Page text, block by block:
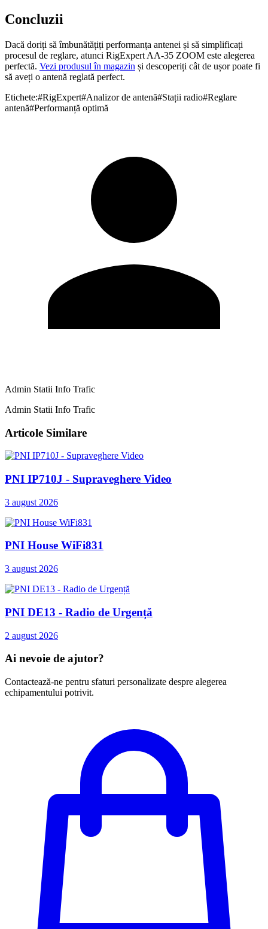
Concluzii
Dacă doriți să îmbunătățiți performanța antenei și să simplificați
procesul de reglare, atunci RigExpert AA-35 ZOOM este alegerea
perfectă. Vezi produsul în magazin și descoperiți cât de ușor poate fi
să aveți o antenă reglată perfect.
Etichete:#RigExpert#Analizor de antenă#Stații radio#Reglare
antenă#Performanță optimă
Admin Statii Info Trafic
Admin Statii Info Trafic
Articole Similare
PNI IP710J - Supraveghere Video
3 august 2026
PNI House WiFi831
3 august 2026
PNI DE13 - Radio de Urgență
2 august 2026
Ai nevoie de ajutor?
Contactează-ne pentru sfaturi personalizate despre alegerea
echipamentului potrivit.